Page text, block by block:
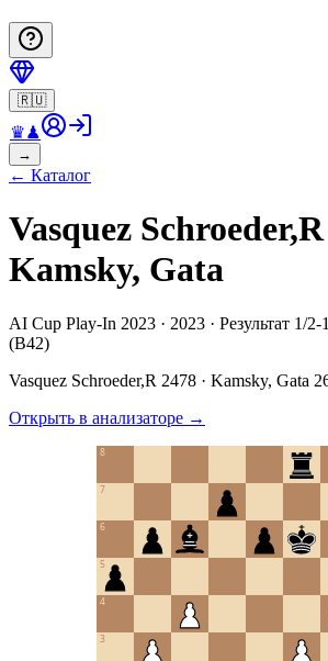
🇷🇺
♛♟
→
← Каталог
Vasquez
Kamsky, Gata
AI Cup Play-In 2023 · 2023 · Результат 1/
(B42)
Vasquez Schroeder,R 2478 · Kamsky, Gata
Открыть в анализаторе →
3
4
5
6
7
8